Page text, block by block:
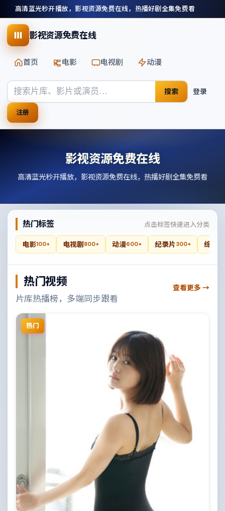
高清蓝光秒开播放，影视资源免费在线，热播好剧全集免费看
影视资源免费在线
首页 电影 电视剧 动漫
搜索 登录
注册
影视资源免费在线
高清蓝光秒开播放，影视资源免费在线，热播好剧全集免费看
热门标签 点击标签快速进入分类
电影100+ 电视剧 800+ 动漫600+ 纪录片300+ 综艺
热门视频
片库热播榜，多端同步跟看
查看更多 →
热门